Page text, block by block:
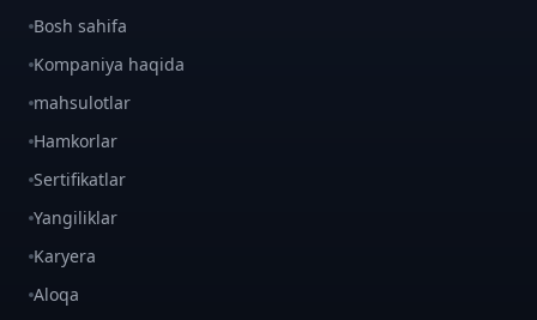
Bosh sahifa
Kompaniya haqida
mahsulotlar
Hamkorlar
Sertifikatlar
Yangiliklar
Karyera
Aloqa